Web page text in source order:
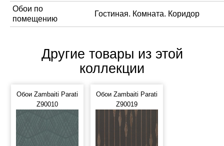
Обои по
помещению
Гостиная. Комната. Коридор
Другие товары из этой
коллекции
Обои Zambaiti Parati
Z90010
Обои Zambaiti Parati
Z90019